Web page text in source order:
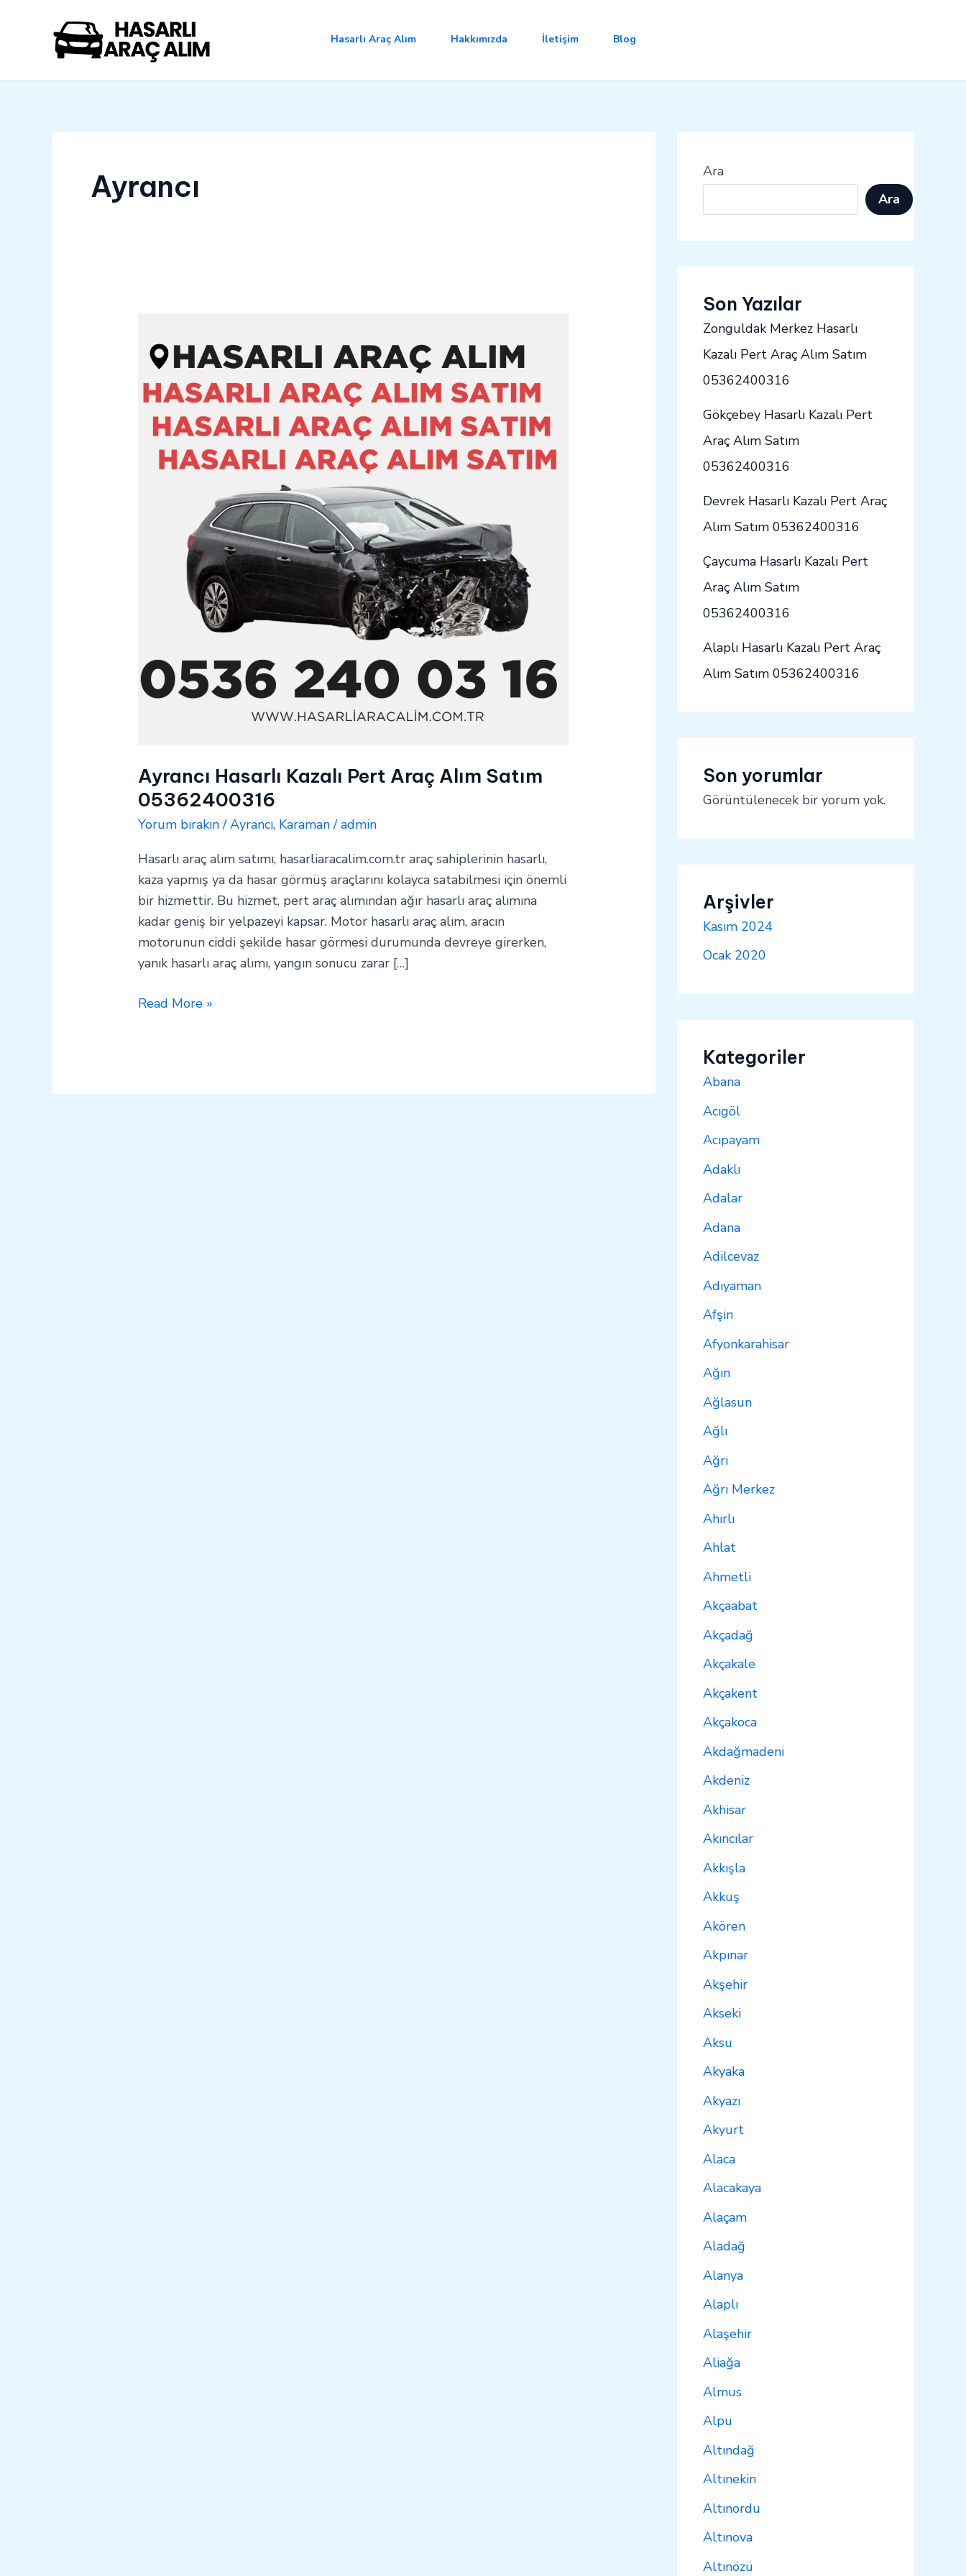
Hasarlı Araç Alım Hakkımızda İletişim Blog
Ayrancı
Ayrancı Hasarlı Kazalı Pert Araç Alım Satım
05362400316
Yorum bırakın /Ayrancı, Karaman/admin
Hasarlı araç alım satımı, hasarliaracalim.com.tr araç sahiplerinin hasarlı,
kaza yapmış ya da hasar görmüş araçlarını kolayca satabilmesi için önemli
bir hizmettir. Bu hizmet, pert araç alımından ağır hasarlı araç alımına
kadar geniş bir yelpazeyi kapsar. Motor hasarlı araç alım, aracın
motorunun ciddi şekilde hasar görmesi durumunda devreye girerken,
yanık hasarlı araç alımı, yangın sonucu zarar […]
Hasarlı
Kazalı
Pert
Araç
Alım
Satım
05362400316
Read More »
Ara
Ara
Son Yazılar
Zonguldak Merkez Hasarlı
Kazalı Pert Araç Alım Satım
05362400316
Gökçebey Hasarlı Kazalı Pert
Araç Alım Satım
05362400316
Devrek Hasarlı Kazalı Pert Araç
Alım Satım 05362400316
Çaycuma Hasarlı Kazalı Pert
Araç Alım Satım
05362400316
Alaplı Hasarlı Kazalı Pert Araç
Alım Satım 05362400316
Son yorumlar
Görüntülenecek bir yorum yok.
Arşivler
Kasım 2024
Ocak 2020
Kategoriler
Abana
Acıgöl
Acıpayam
Adaklı
Adalar
Adana
Adilcevaz
Adıyaman
Afşin
Afyonkarahisar
Ağın
Ağlasun
Ağlı
Ağrı
Ağrı Merkez
Ahırlı
Ahlat
Ahmetli
Akçaabat
Akçadağ
Akçakale
Akçakent
Akçakoca
Akdağmadeni
Akdeniz
Akhisar
Akıncılar
Akkışla
Akkuş
Akören
Akpınar
Akşehir
Akseki
Aksu
Akyaka
Akyazı
Akyurt
Alaca
Alacakaya
Alaçam
Aladağ
Alanya
Alaplı
Alaşehir
Aliağa
Almus
Alpu
Altındağ
Altınekin
Altınordu
Altınova
Altınözü